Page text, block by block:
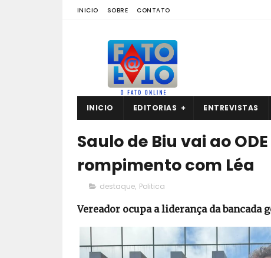
INICIO SOBRE CONTATO
INICIO EDITORIAS ENTREVISTAS
Saulo de Biu vai ao
rompimento com Léa
destaque, Politica
Vereador ocupa a liderança da bancada